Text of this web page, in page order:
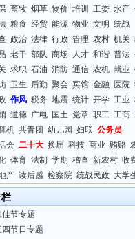
畜牧 烟草 物价 培训 工委 水产
粮食 经贸 能源 物业 文明 统战
政治 法律 行政 管理 农村 机关
老干 部队 商场 人才 和谐 普法
求职 石油 消防 通信 农机 就业
卫生 后勤 聚会 宾馆 金融 医院
作风 税务 地震 统计 开学 工业
道德 广电 国土 党章 职工 工商
机 共青团 幼儿园 妇联 公务员
会 二十大 换届 科技 商业 贿赂
体育 法制 学期 稽查 新农村 收
产 读后感 检察院 统战民政 大学
节专题
节日专题